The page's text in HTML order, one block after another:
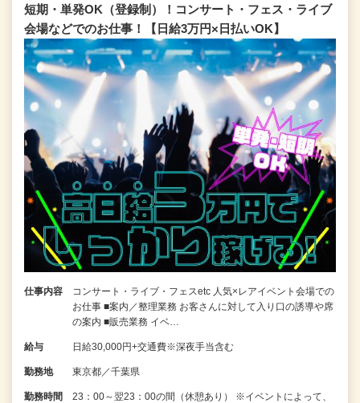
短期・単発OK（登録制）！コンサート・フェス・ライブ
会場などでのお仕事！【日給3万円×日払いOK】
仕事内容
コンサート・ライブ・フェスetc 人気×レアイベント会場での
お仕事 ■案内／整理業務 お客さんに対して入り口の誘導や席
の案内 ■販売業務 イベ…
給与 日給30,000円+交通費※深夜手当含む
勤務地 東京都／千葉県
勤務時間
23：00～翌23：00の間（休憩あり） ※イベントによって、